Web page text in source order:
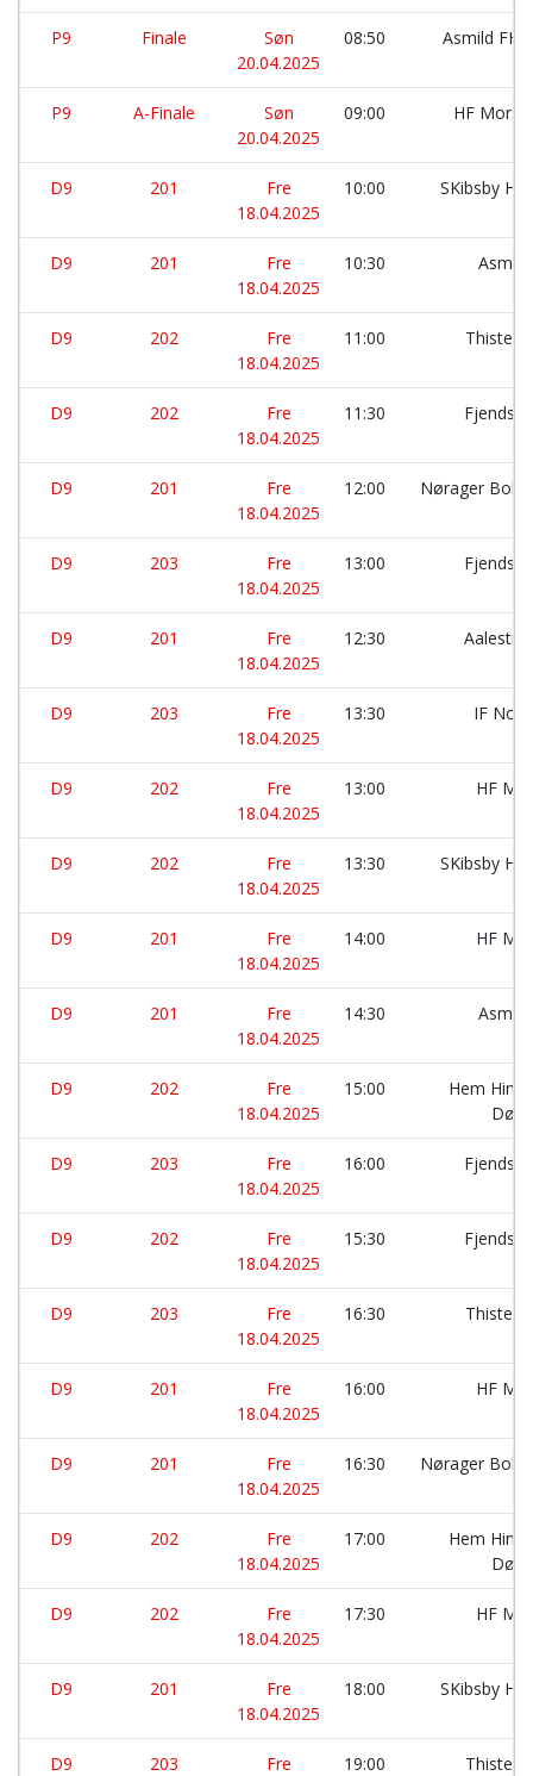
P9 Finale
Søn
20.04.2025
08:50 Asmild
P9 A-Finale
Søn
20.04.2025
09:00 HF
D9 201
Fre
18.04.2025
10:00
SKibsby
D9 201
Fre
18.04.2025
10:30
D9 202
Fre
18.04.2025
11:00 Thisted
D9 202
Fre
18.04.2025
11:30 Fjends
D9 201
Fre
18.04.2025
12:00 Nørager
D9 203
Fre
18.04.2025
13:00 Fjends
D9 201
Fre
18.04.2025
12:30
D9 203
Fre
18.04.2025
13:30 IF
D9 202
Fre
18.04.2025
13:00 HF
D9 202
Fre
18.04.2025
13:30
SKibsby
D9 201
Fre
18.04.2025
14:00 HF
D9 201
Fre
18.04.2025
14:30
D9 202
Fre
18.04.2025
15:00
Hem
D9 203
Fre
18.04.2025
16:00 Fjends
D9 202
Fre
18.04.2025
15:30 Fjends
D9 203
Fre
18.04.2025
16:30 Thisted
D9 201
Fre
18.04.2025
16:00 HF
D9 201
Fre
18.04.2025
16:30 Nørager
D9 202
Fre
18.04.2025
17:00
Hem
D9 202
Fre
18.04.2025
17:30 HF
D9 201
Fre
18.04.2025
18:00
SKibsby
D9 203
Fre
19:00 Thisted